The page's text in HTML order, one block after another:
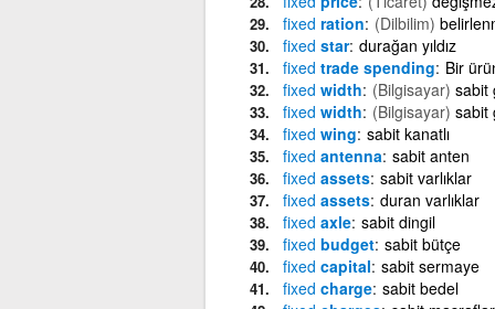
fixed ration (Dilbilim)
fixed star durağan yıldız
fixed trade spending Bir
fixed width (Bilgisayar) sabit
fixed width (Bilgisayar) sabit
fixed wing sabit kanatlı
fixed antenna sabit anten
fixed assets sabit varlıklar
fixed assets duran varlıklar
fixed axle sabit dingil
fixed budget sabit bütçe
fixed capital sabit sermaye
fixed charge sabit bedel